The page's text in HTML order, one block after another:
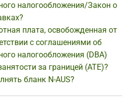
налогообложения/Закон о
плата, освобожденная от
с соглашениями об
налогообложения (DBA)
за границей (ATE)?
бланк N-AUS?